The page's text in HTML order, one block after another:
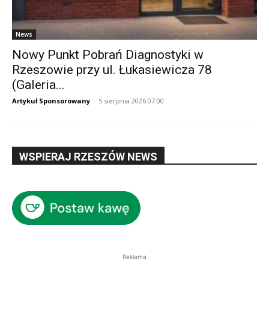
News
Nowy Punkt Pobrań Diagnostyki w
Rzeszowie przy ul. Łukasiewicza 78
(Galeria...
Artykuł Sponsorowany - 5 sierpnia 2026 07:00
WSPIERAJ RZESZÓW NEWS
Reklama